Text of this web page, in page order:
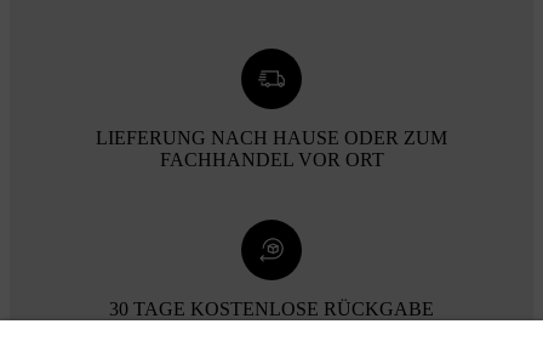
LIEFERUNG NACH HAUSE ODER ZUM
FACHHANDEL VOR ORT
30 TAGE KOSTENLOSE RÜCKGABE